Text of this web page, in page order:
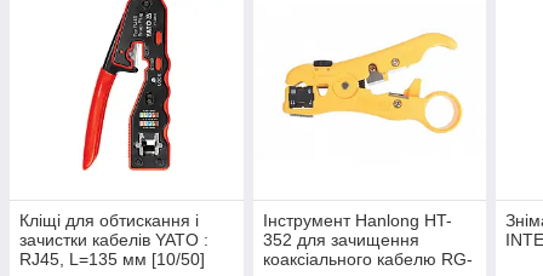
Кліщі для обтискання і
зачистки кабелів YATO :
RJ45, L=135 мм [10/50]
Інструмент Hanlong HT-
352 для зачищення
коаксіального кабелю RG-